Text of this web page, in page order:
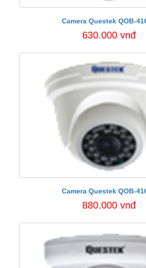
Camera Questek QOB-
630.000 vnđ
Camera Questek QOB-
880.000 vnđ